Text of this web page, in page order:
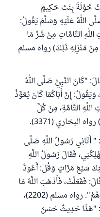
خَوْلَةَ بِنْتَ حَكِيمٍ
اللهُ عَلَيْهِ وَسَلَّمَ يَقُولُ:
التَّامَّاتِ مِنْ شَرِّ مَا
مَنْزِلِهِ ذَلِكَ) رواه مسلم
"كَانَ النَّبِيُّ صَلَّى اللهُ
إِنَّ أَبَاكُمَا كَانَ يُعَوِّذُ
التَّامَّةِ، مِنْ كُلِّ
(3371).
أَتَانِي رَسُولُ اللَّهِ صَلَّى
فَقَالَ رَسُولُ اللَّهِ
سَبْعَ مَرَّاتٍ وَقُلْ: أَعُوذُ
فَفَعَلْتُ، فَأَذْهَبَ اللَّهُ مَا
كَانَ بِي، فَلَمْ أَزَلْ آمُرُ بِهِ أَهْلِي وَغَيْرَهُمْ". رواه مسلم (2202)،
وقال: "هَذَا حَدِيثٌ حَسَنٌ